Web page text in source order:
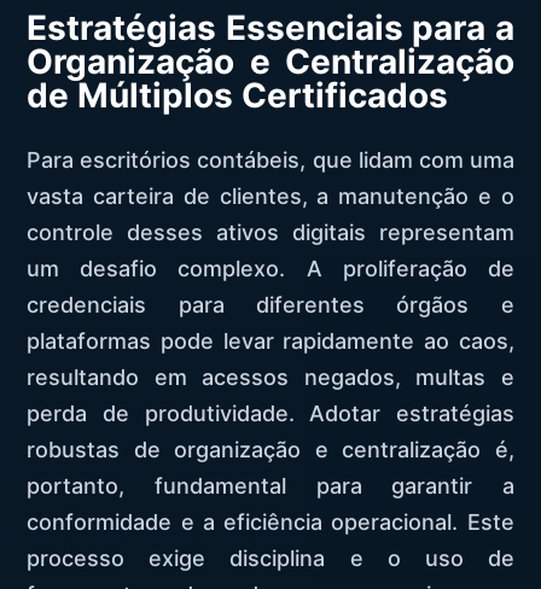
Estratégias Essenciais para a
Organização e Centralização
de Múltiplos Certificados
Para escritórios contábeis, que lidam com uma
vasta carteira de clientes, a manutenção e o
controle desses ativos digitais representam
um desafio complexo. A proliferação de
credenciais para diferentes órgãos e
plataformas pode levar rapidamente ao caos,
resultando em acessos negados, multas e
perda de produtividade. Adotar estratégias
robustas de organização e centralização é,
portanto, fundamental para garantir a
conformidade e a eficiência operacional. Este
processo exige disciplina e o uso de